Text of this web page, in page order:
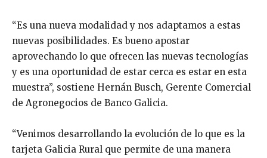
“Es una nueva modalidad y nos adaptamos a estas
nuevas posibilidades. Es bueno apostar
aprovechando lo que ofrecen las nuevas tecnologías
y es una oportunidad de estar cerca es estar en esta
muestra”, sostiene Hernán Busch, Gerente Comercial
de Agronegocios de Banco Galicia.
“Venimos desarrollando la evolución de lo que es la
tarjeta Galicia Rural que permite de una manera